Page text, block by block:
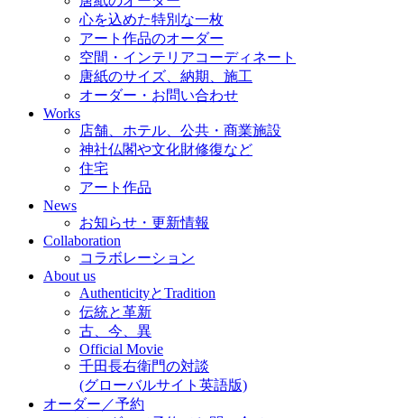
心を込めた特別な一枚
アート作品のオーダー
空間・インテリアコーディネート
唐紙のサイズ、納期、施工
オーダー・お問い合わせ
Works
店舗、ホテル、公共・商業施設
神社仏閣や文化財修復など
住宅
アート作品
News
お知らせ・更新情報
Collaboration
コラボレーション
About us
AuthenticityとTradition
伝統と革新
古、今、異
Official Movie
千田長右衛門の対談
(グローバルサイト英語版)
オーダー／予約